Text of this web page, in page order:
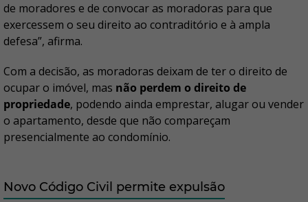
de moradores e de convocar as moradoras para que
exercessem o seu direito ao contraditório e à ampla
defesa”, afirma.
Com a decisão, as moradoras deixam de ter o direito de
ocupar o imóvel, mas não perdem o direito de
propriedade, podendo ainda emprestar, alugar ou vender
o apartamento, desde que não compareçam
presencialmente ao condomínio.
Novo Código Civil permite expulsão